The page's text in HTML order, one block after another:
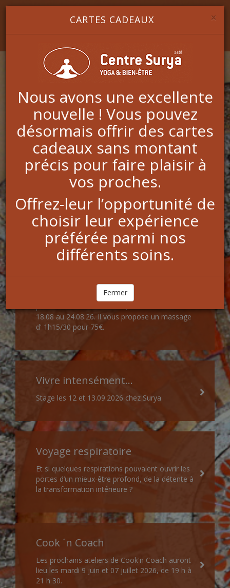
Image 1
Image 2
Image 3
YOGA & BIEN-ÊTRE
CHEQUE CADEAU
A la recherche d'un cadeau original ?
COURS DE YOGA en juillet et
août
Profitez des grandes vacances pour essayer le
YOGA
Shiatsu
Envie d'un bon SHIATSU? Edmund Robinson,
18.08 au 24.08.26. Il vous propose un massage
d' 1h15/30 pour 75€.
Vivre intensément...
Stage les 12 et 13.09.2026 chez Surya
Voyage respiratoire
Et si quelques respirations pouvaient ouvrir les
portes d’un mieux-être profond, de la détente à
la transformation intérieure ?
Cook ´n Coach
Les prochains ateliers de Cook'n Coach auront
lieu les mardi 9 juin et 07 juillet 2026, de 19 h à
21 h 30.
×
CARTES CADEAUX
Nous avons une excellente
nouvelle ! Vous pouvez
désormais offrir des cartes
cadeaux sans montant
précis pour faire plaisir à
vos proches.
Offrez-leur l’opportunité de
choisir leur expérience
préférée parmi nos
différents soins.
Fermer